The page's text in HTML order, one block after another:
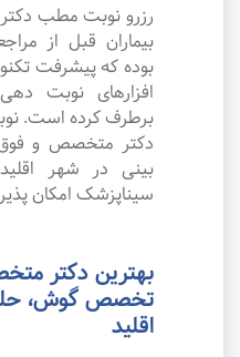
رزرو نوبت مطب
بیماران قبل از
بوده که پیشرفت
افزارهای نوبت
برطرف کرده است.
دکتر متخصص و
بینی در شهر
سیناپزشک امکان
بهترین دکتر
تخصص گوش،
اقلید